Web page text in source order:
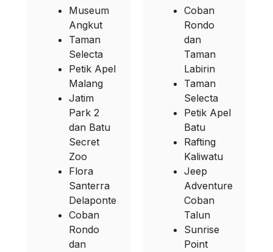
Museum
Angkut
Taman
Selecta
Petik Apel
Malang
Jatim
Park 2
dan Batu
Secret
Zoo
Flora
Santerra
Delaponte
Coban
Rondo
dan
Coban
Rondo
dan
Taman
Labirin
Taman
Selecta
Petik Apel
Batu
Rafting
Kaliwatu
Jeep
Adventure
Coban
Talun
Sunrise
Point